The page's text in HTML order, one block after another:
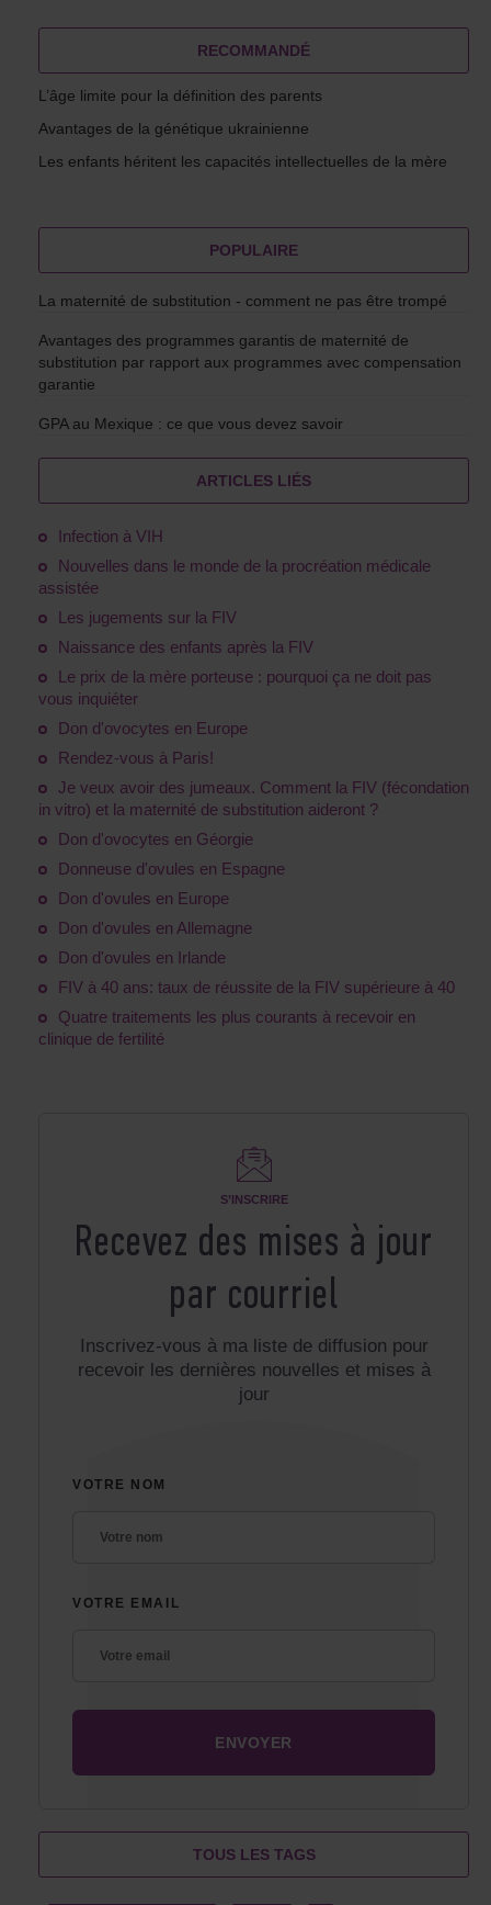
RECOMMANDÉ
L’âge limite pour la définition des parents
Avantages de la génétique ukrainienne
Les enfants héritent les capacités intellectuelles de la mère
POPULAIRE
La maternité de substitution - comment ne pas être trompé
Avantages des programmes garantis de maternité de
substitution par rapport aux programmes avec compensation
garantie
GPA au Mexique : ce que vous devez savoir
ARTICLES LIÉS
Infection à VIH
Nouvelles dans le monde de la procréation médicale
assistée
Les jugements sur la FIV
Naissance des enfants après la FIV
Le prix de la mère porteuse : pourquoi ça ne doit pas
vous inquiéter
Don d'ovocytes en Europe
Rendez-vous à Paris!
Je veux avoir des jumeaux. Comment la FIV (fécondation
in vitro) et la maternité de substitution aideront ?
Don d'ovocytes en Géorgie
Donneuse d'ovules en Espagne
Don d'ovules en Europe
Don d'ovules en Allemagne
Don d'ovules en Irlande
FIV à 40 ans: taux de réussite de la FIV supérieure à 40
Quatre traitements les plus courants à recevoir en
clinique de fertilité
S’INSCRIRE
Recevez des mises à jour
par courriel
Inscrivez-vous à ma liste de diffusion pour
recevoir les dernières nouvelles et mises à
jour
VOTRE NOM
VOTRE EMAIL
TOUS LES TAGS